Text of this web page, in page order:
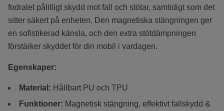
fodralet pålitligt skydd mot fall och stötar, samtidigt som det
sitter säkert på enheten. Den magnetiska stängningen ger
en sofistikerad känsla, och den extra stötdämpningen
förstärker skyddet för din mobil i vardagen.
Egenskaper:
Material: Hållbart PU och TPU
Funktioner: Magnetisk stängning, effektivt fallskydd &